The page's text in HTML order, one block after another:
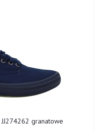
granatowe